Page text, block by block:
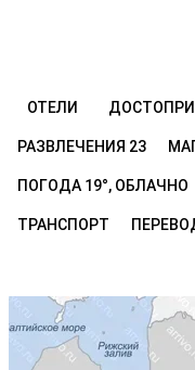
ОТЕЛИ
РАЗВЛЕЧЕНИЯ 23
ПОГОДА 19°, ОБЛАЧНО
ТРАНСПОРТ